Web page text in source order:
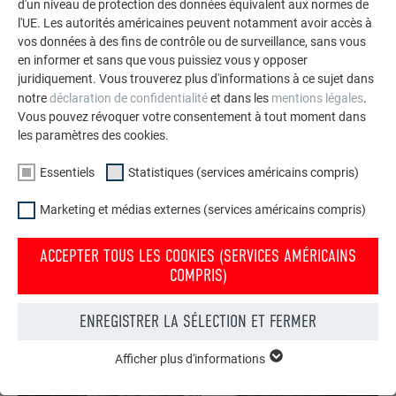
façade arrière, l’évacuation se fait par une gouttière
classique, tandis qu’aucune gouttière n’a été prévue sur la
façade avant, largement visible. Le retrait de la façade
permet cette configuration sans difficulté technique. Les
étroits débords de toit sur la partie pignon du bâtiment ont
également été conçus de manière intentionnelle. Ils
témoignent, malgré la simplicité apparente du projet, du soin
d'un niveau de protection des données équivalent aux normes de
l'UE. Les autorités américaines peuvent notamment avoir accès à
vos données à des fins de contrôle ou de surveillance, sans vous
en informer et sans que vous puissiez vous y opposer
juridiquement. Vous trouverez plus d'informations à ce sujet dans
notredéclaration de confidentialitéet dans les mentions légales.
Vous pouvez révoquer votre consentement à tout moment dans
les paramètres des cookies.
Essentiels Statistiques (services américains compris)
Marketing et médias externes (services américains compris)
ACCEPTER TOUS LES COOKIES (SERVICES AMÉRICAINS
COMPRIS)
ENREGISTRER LA SÉLECTION ET FERMER
Afficher plus d'informations